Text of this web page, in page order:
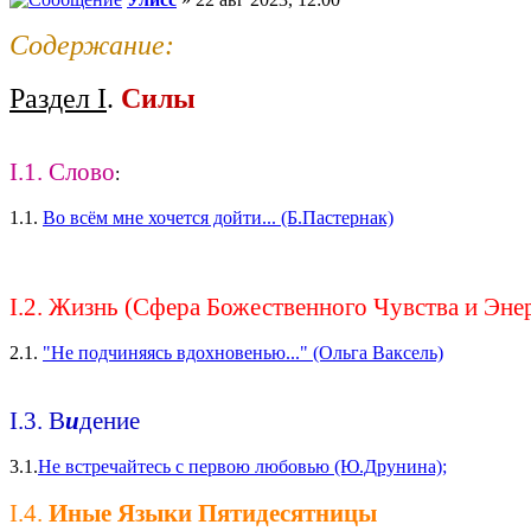
Содержание:
Раздел I. Силы
I.1. Слово:
1.1. Во всём мне хочется дойти... (Б.Пастернак)
I.2. Жизнь (Сфера Божественного Чувства и
2.1. "Не подчиняясь вдохновенью..." (Ольга Ваксель)
I.3. Видение
3.1.Не встречайтесь с первою любовью (Ю.Друнина);
I.4. Иные Языки Пятидесятницы